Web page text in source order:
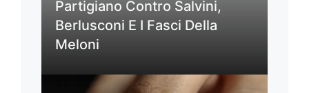
Partigiano Contro Salvini,
Berlusconi E I Fasci Della
Meloni